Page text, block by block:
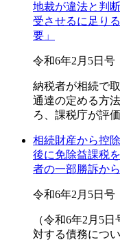
地裁が違法と判
受させるに足り
要」
令和6年2月5日号
納税者が相続で
通達の定める方
ろ、課税庁が評
相続財産から控
後に免除益課税
者の一部勝訴か
令和6年2月5日号
（令和6年2月5
対する債務につ